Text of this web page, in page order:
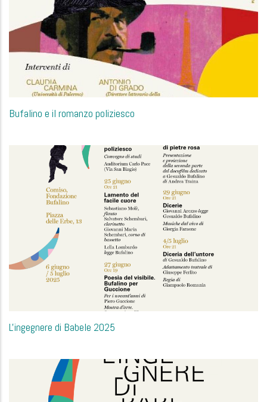
Bufalino e il romanzo poliziesco
L'ingegnere di Babele 2025